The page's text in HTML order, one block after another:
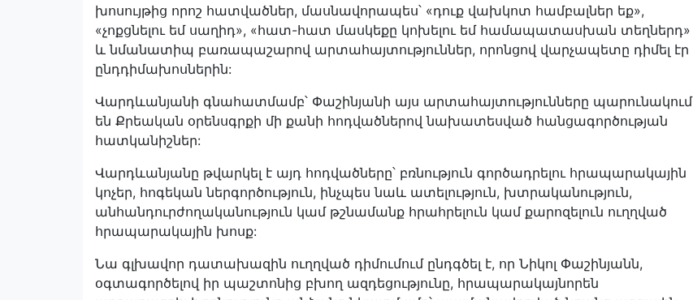
խոսույթից որոշ հատվածներ, մասնավորապես՝ «դուք վախկոտ համբալներ եք»,
«չոքցնելու եմ սաղիդ», «հատ-հատ մասկեքը կոխելու եմ համապատասխան տեղներդ»
և նմանատիպ բառապաշարով արտահայտություններ, որոնցով վարչապետը դիմել էր
ընդդիմախոսներին:
Վարդևանյանի գնահատմամբ՝ Փաշինյանի այս արտահայտությունները պարունակում
են Քրեական օրենսգրքի մի քանի հոդվածներով նախատեսված հանցագործության
հատկանիշներ:
Վարդևանյանը թվարկել է այդ հոդվածները՝ բռնություն գործադրելու հրապարակային
կոչեր, հոգեկան ներգործություն, ինչպես նաև ատելություն, խտրականություն,
անհանդուրժողականություն կամ թշնամանք հրահրելուն կամ քարոզելուն ուղղված
հրապարակային խոսք:
Նա գլխավոր դատախազին ուղղված դիմումում ընդգծել է, որ Նիկոլ Փաշինյանն,
օգտագործելով իր պաշտոնից բխող ազդեցությունը, հրապարակայնորեն